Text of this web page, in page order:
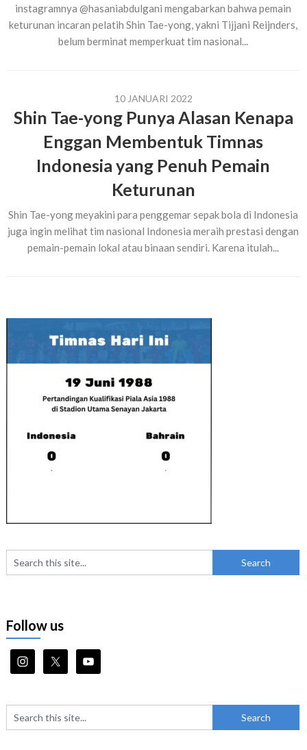
instagramnya @hasaniabdulgani mengabarkan bahwa pemain
keturunan incaran pelatih Shin Tae-yong, yakni Tijjani Reijnders,
belum berminat memperkuat tim nasional...
10 JANUARI 2022
Shin Tae-yong Punya Alasan Kenapa
Enggan Membentuk Timnas
Indonesia yang Penuh Pemain
Keturunan
Shin Tae-yong meyakini para penggemar sepak bola di Indonesia
juga ingin melihat tim nasional Indonesia meraih prestasi dengan
pemain-pemain lokal atau binaan sendiri. Karena itulah...
Follow us